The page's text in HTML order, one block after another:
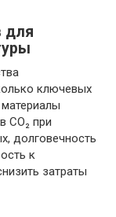
для
ключевых
CO₂ при
долговечность
к
затраты